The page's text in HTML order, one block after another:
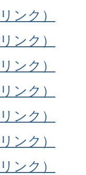
ンク）
ンク）
ンク）
ンク）
ンク）
ンク）
ンク）